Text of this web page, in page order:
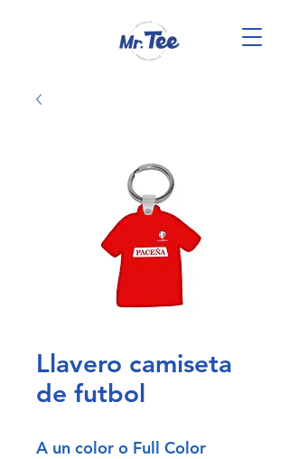
Llavero camiseta
de futbol
A un color o Full Color